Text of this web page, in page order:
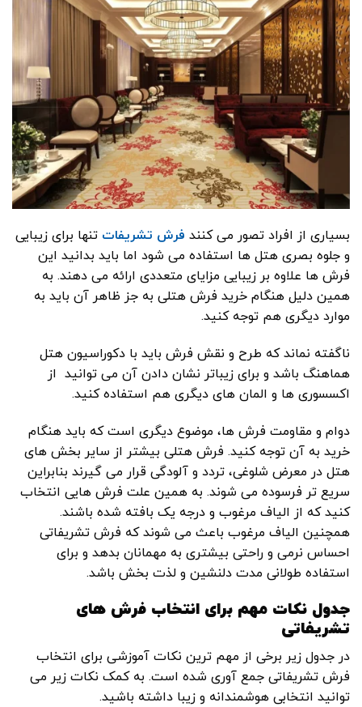
بسیاری از افراد تصور می کنند فرش تشریفات تنها برای زیبایی
و جلوه بصری هتل ها استفاده می شود اما باید بدانید این
فرش ها علاوه بر زیبایی مزایای متعددی ارائه می دهند. به
همین دلیل هنگام خرید فرش هتلی به جز ظاهر آن باید به
موارد دیگری هم توجه کنید.
ناگفته نماند که طرح و نقش فرش باید با دکوراسیون هتل
هماهنگ باشد و برای زیباتر نشان دادن آن می توانید از
اکسسوری ها و المان های دیگری هم استفاده کنید.
دوام و مقاومت فرش ها، موضوع دیگری است که باید هنگام
خرید به آن توجه کنید. فرش هتلی بیشتر از سایر بخش های
هتل در معرض شلوغی، تردد و آلودگی قرار می گیرند بنابراین
سریع تر فرسوده می شوند. به همین علت فرش هایی انتخاب
کنید که از الیاف مرغوب و درجه یک بافته شده باشند.
همچنین الیاف مرغوب باعث می شوند که فرش تشریفاتی
احساس نرمی و راحتی بیشتری به مهمانان بدهد و برای
استفاده طولانی مدت دلنشین و لذت بخش باشد.
جدول نکات مهم برای انتخاب فرش های
تشریفاتی
در جدول زیر برخی از مهم ترین نکات آموزشی برای انتخاب
فرش تشریفاتی جمع آوری شده است. به کمک نکات زیر می
توانید انتخابی هوشمندانه و زیبا داشته باشید.